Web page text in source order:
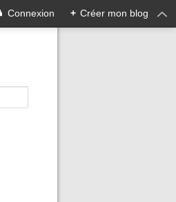
Connexion + Créer mon blog